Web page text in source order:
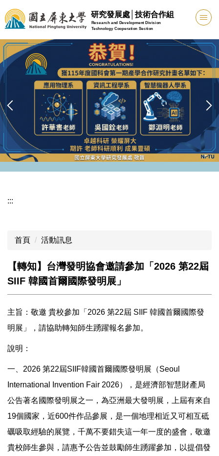
跳
到
主
要
內
容
研究發展處│技術合作組
Research and Development Division
Technology Cooperation Section
:::
首頁 活動訊息
【轉知】台灣發明協會邀請參加「2026 第22屆
SIIF 韓國首爾國際發明展」
主旨：敬邀 貴校參加「2026 第22屆 SIIF 韓國首爾國際發
明展」，請協助轉知師生踴躍報名參加。
說明：
一、2026 第22屆SIIF韓國首爾國際發明展（Seoul
International Invention Fair 2026），是經濟部智慧財產局
公告著名國際發明展之一，為亞洲最大發明展，上屆有來自
19個國家，近600件作品參展，是一個地理相近又可相互砥
礪吸取經驗的展覽，千萬不要錯失這一年一度的盛會，敬邀
貴校師生參與，請惠予公告並鼓勵師生踴躍參加，以提倡發